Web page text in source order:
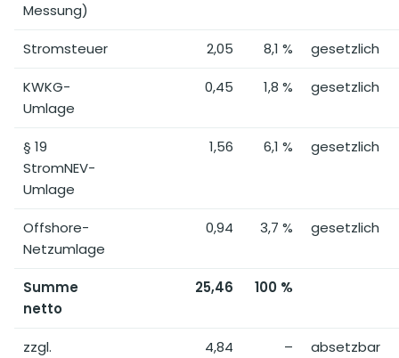
Messung)
Stromsteuer 2,05 8,1 % gesetzlich
KWKG-
Umlage
0,45 1,8 % gesetzlich
§ 19
StromNEV-
Umlage
1,56 6,1 % gesetzlich
Offshore-
Netzumlage
0,94 3,7 % gesetzlich
Summe
netto
25,46 100 %
zzgl.
4,84 –
absetzbar